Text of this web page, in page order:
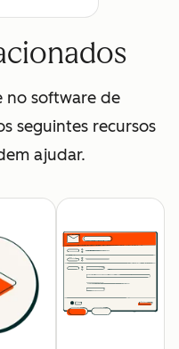
no software de
seguintes recursos
ajudar.